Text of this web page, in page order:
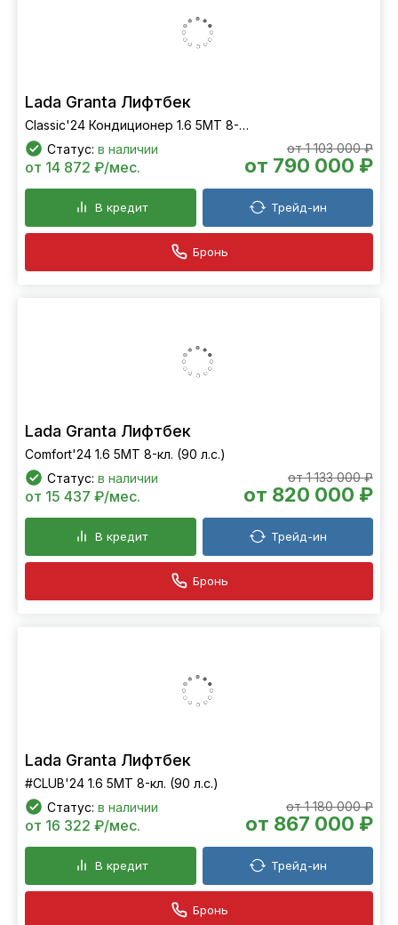
Lada Granta Лифтбек
Classic'24 Кондиционер 1.6 5МТ 8-кл. (90 л.с.)
Статус: в наличии от 1 103 000 ₽
от 790 000 ₽
от 14 872 ₽/мес.
В кредит Трейд-ин
Бронь
Lada Granta Лифтбек
Comfort'24 1.6 5МТ 8-кл. (90 л.с.)
Статус: в наличии от 1 133 000 ₽
от 820 000 ₽
от 15 437 ₽/мес.
В кредит Трейд-ин
Бронь
Lada Granta Лифтбек
#CLUB'24 1.6 5МТ 8-кл. (90 л.с.)
Статус: в наличии от 1 180 000 ₽
от 867 000 ₽
от 16 322 ₽/мес.
В кредит Трейд-ин
Бронь